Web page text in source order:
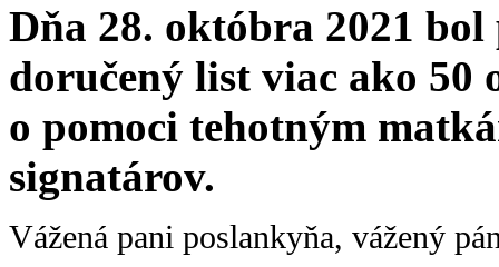
Dňa 28. októbra 2021
doručený list viac ako 50
o pomoci tehotným
signatárov.
Vážená pani poslankyňa, vážený